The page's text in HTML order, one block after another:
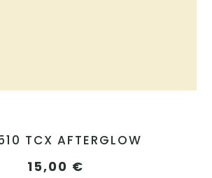
TCX AFTERGLOW
15,00 €